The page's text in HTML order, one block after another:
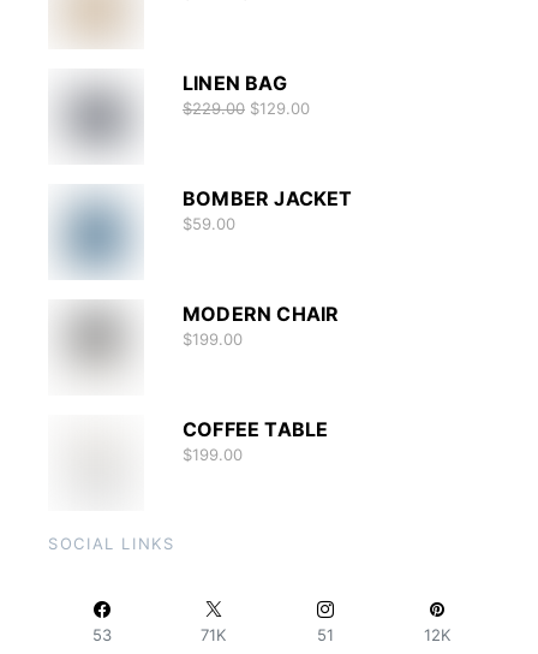
LINEN BAG
$229.00 $129.00
BOMBER JACKET
$59.00
MODERN CHAIR
$199.00
COFFEE TABLE
$199.00
SOCIAL LINKS
53 71K 51 12K